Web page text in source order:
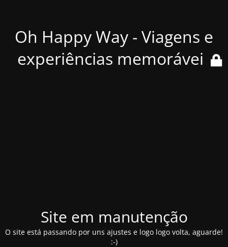
Oh Happy Way - Viagens e
experiências memoráveis
Site em manutenção
O site está passando por uns ajustes e logo logo volta, aguarde!
:-)